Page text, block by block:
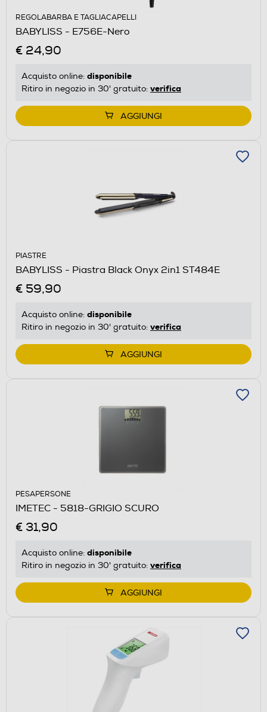
REGOLABARBA E TAGLIACAPELLI
BABYLISS - E756E-Nero
€ 24,90
Acquisto online: disponibile
Ritiro in negozio in 30' gratuito: verifica
AGGIUNGI
PIASTRE
BABYLISS - Piastra Black Onyx 2in1 ST484E
€ 59,90
Acquisto online: disponibile
Ritiro in negozio in 30' gratuito: verifica
AGGIUNGI
PESAPERSONE
IMETEC - 5818-GRIGIO SCURO
€ 31,90
Acquisto online: disponibile
Ritiro in negozio in 30' gratuito: verifica
AGGIUNGI